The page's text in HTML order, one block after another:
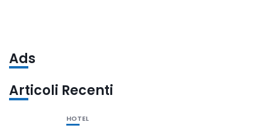
Ads
Articoli Recenti
HOTEL